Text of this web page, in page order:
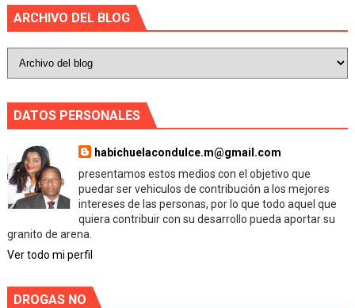
ARCHIVO DEL BLOG
DATOS PERSONALES
habichuelacondulce.m@gmail.com
presentamos estos medios con el objetivo que
puedar ser vehiculos de contribución a los mejores
intereses de las personas, por lo que todo aquel que
quiera contribuir con su desarrollo pueda aportar su
granito de arena.
Ver todo mi perfil
DROGAS NO